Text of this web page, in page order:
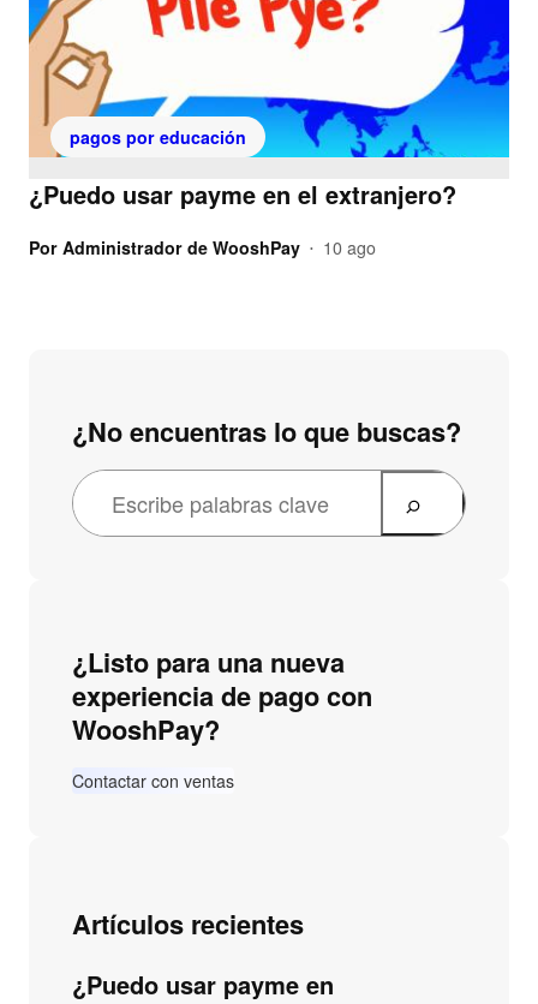
pagos por educación
¿Puedo usar payme en el extranjero?
Por Administrador de WooshPay • 10 ago
¿No encuentras lo que buscas?
¿Listo para una nueva
experiencia de pago con
WooshPay?
Contactar con ventas
Artículos recientes
¿Puedo usar payme en